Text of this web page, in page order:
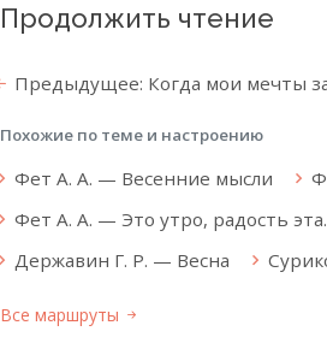
Продолжить чтение
Предыдущее: Когда мои мечты
Похожие по теме и настроению
Фет А. А. — Весенние мысли
Фет А. А. — Это утро, радость
Державин Г. Р. — Весна
Все маршруты